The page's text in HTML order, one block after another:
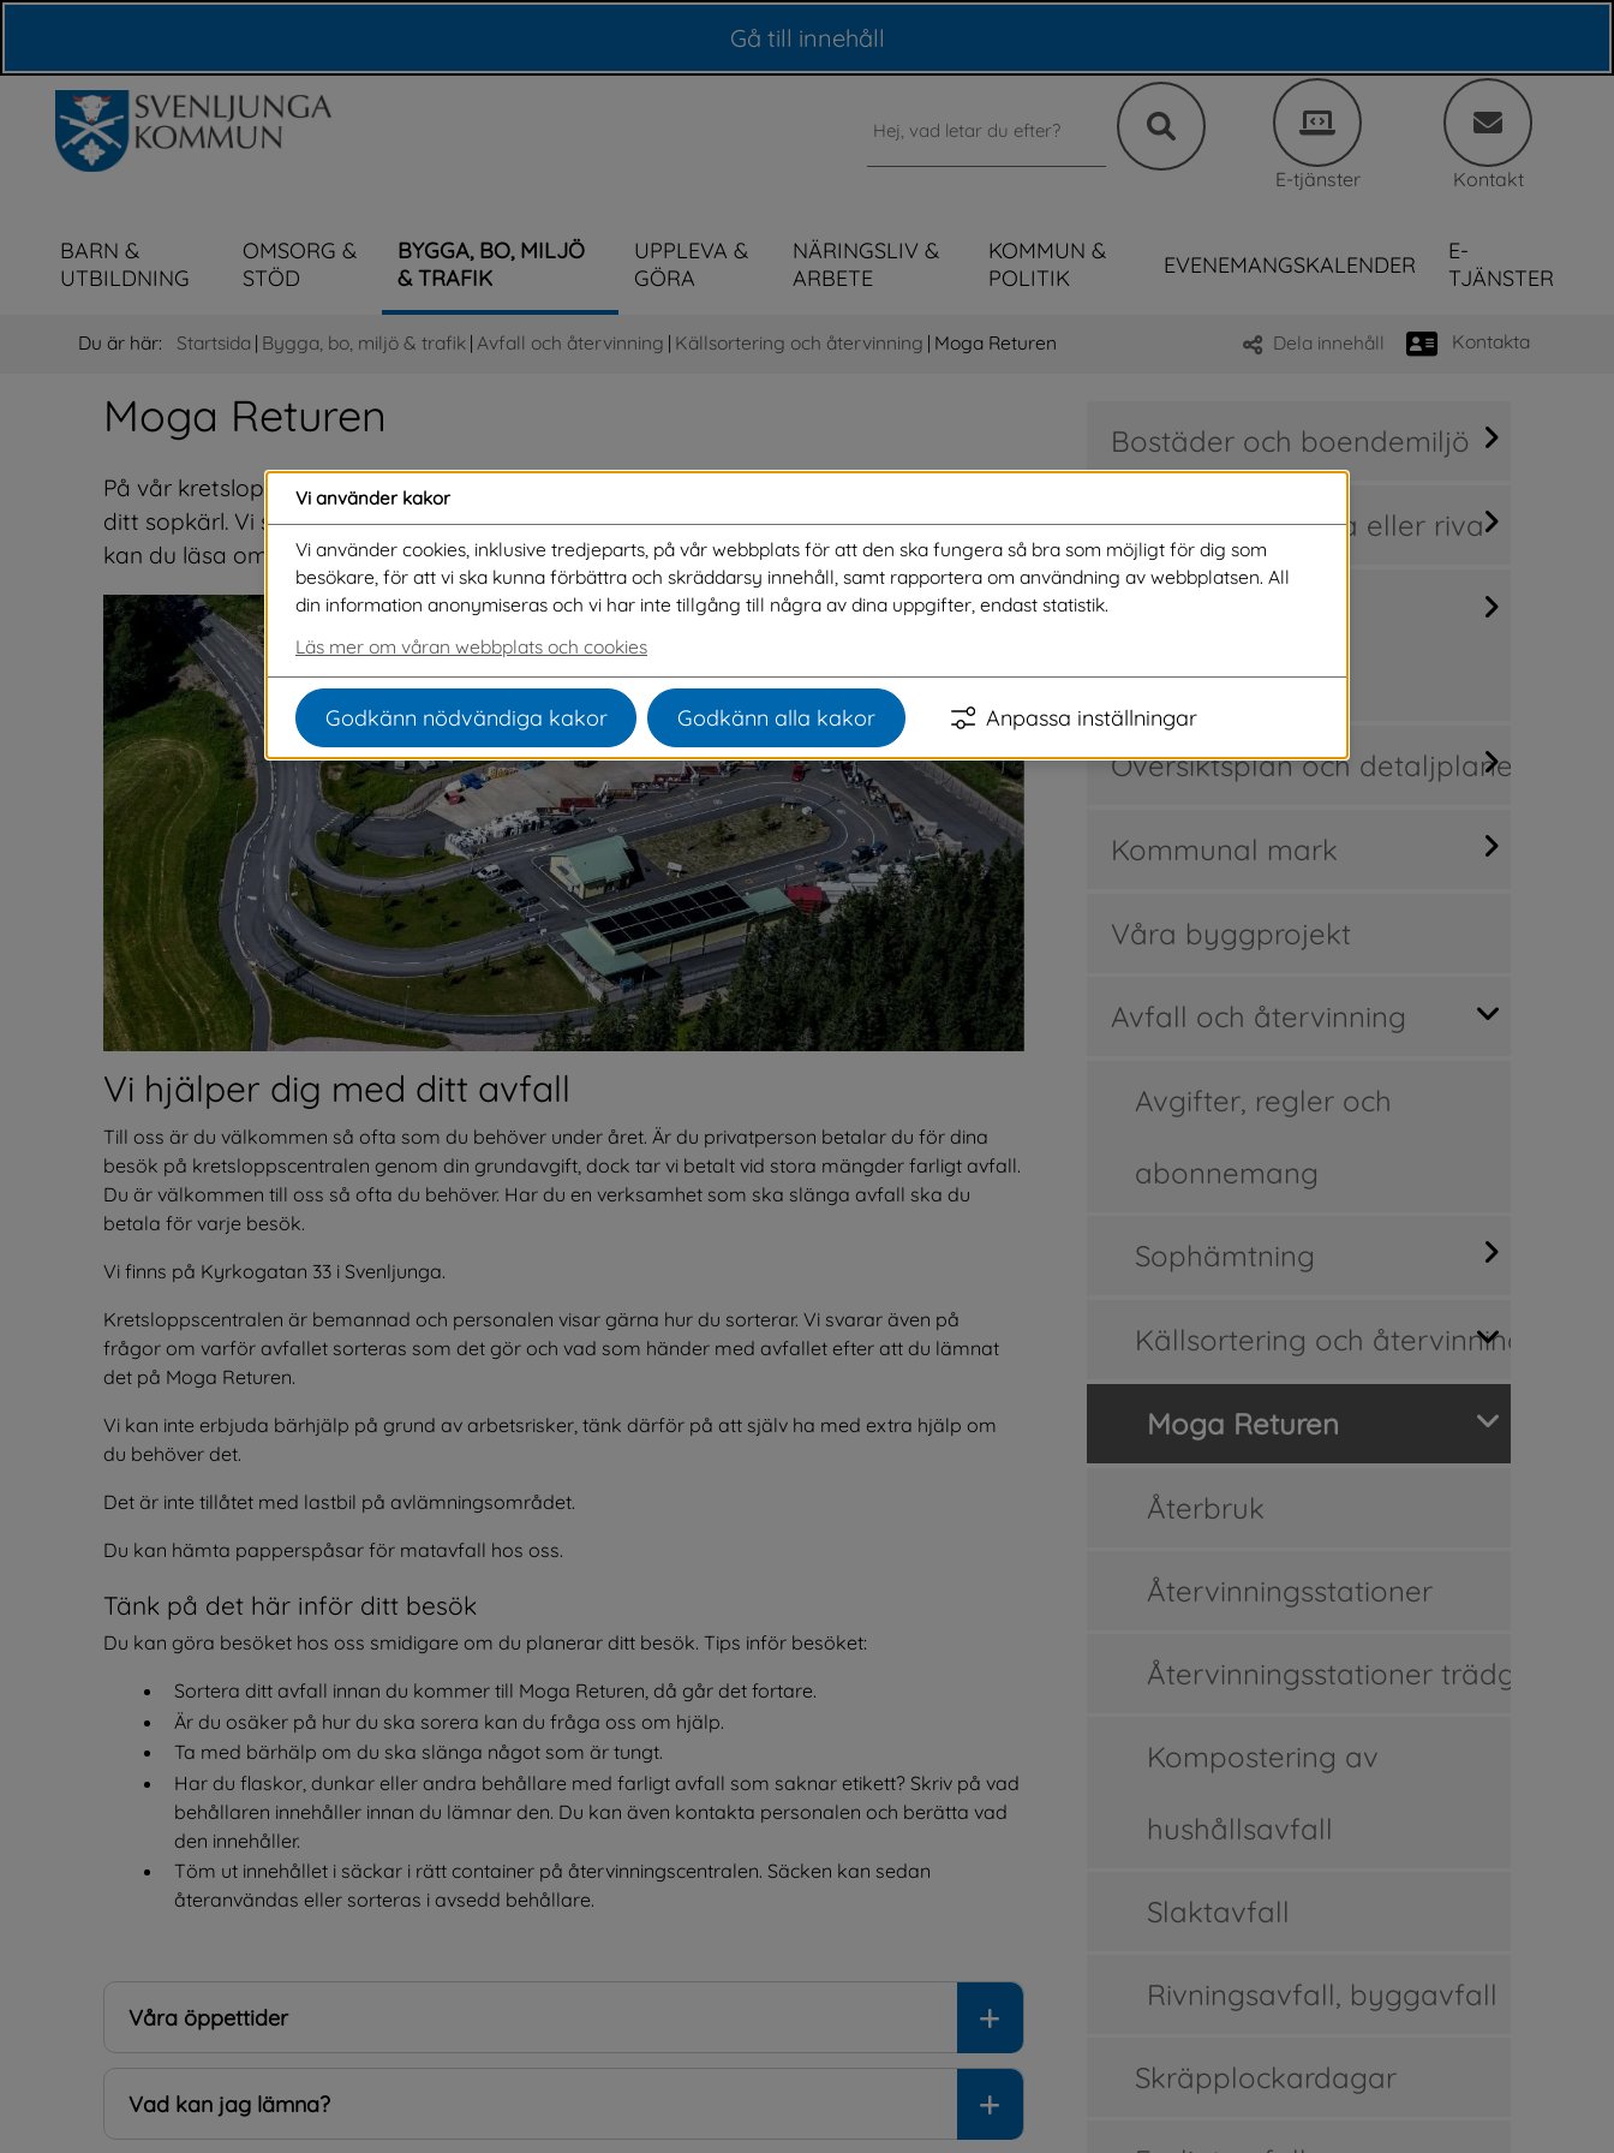
Gå till innehåll
Sök
E-tjänster Kontakt
BARN &
UTBILDNING
OMSORG &
STÖD
BYGGA, BO, MILJÖ
& TRAFIK
UPPLEVA &
GÖRA
NÄRINGSLIV &
ARBETE
KOMMUN &
POLITIK
EVENEMANGSKALENDER
E-
TJÄNSTER
Du är här: Startsida | Bygga, bo, miljö & trafik | Avfall och återvinning | Källsortering och återvinning | Moga Returen Dela innehåll Kontakta
Moga Returen
På vår kretsloppscentral Moga Returen lämnar du sådant som du inte ska slänga i
ditt sopkärl. Vi svarar på frågor och hjälper dig med hur du ska sortera ditt avfall. Här
kan du läsa om vilket avfall vi tar emot och vad du ska tänka på inför ditt besök.
Vi hjälper dig med ditt avfall
Till oss är du välkommen så ofta som du behöver under året. Är du privatperson betalar du för dina
besök på kretsloppscentralen genom din grundavgift, dock tar vi betalt vid stora mängder farligt avfall.
Du är välkommen till oss så ofta du behöver. Har du en verksamhet som ska slänga avfall ska du
betala för varje besök.
Vi finns på Kyrkogatan 33 i Svenljunga.
Kretsloppscentralen är bemannad och personalen visar gärna hur du sorterar. Vi svarar även på
frågor om varför avfallet sorteras som det gör och vad som händer med avfallet efter att du lämnat
det på Moga Returen.
Vi kan inte erbjuda bärhjälp på grund av arbetsrisker, tänk därför på att själv ha med extra hjälp om
du behöver det.
Det är inte tillåtet med lastbil på avlämningsområdet.
Du kan hämta papperspåsar för matavfall hos oss.
Tänk på det här inför ditt besök
Du kan göra besöket hos oss smidigare om du planerar ditt besök. Tips inför besöket:
Sortera ditt avfall innan du kommer till Moga Returen, då går det fortare.
Är du osäker på hur du ska sorera kan du fråga oss om hjälp.
Ta med bärhälp om du ska slänga något som är tungt.
Har du flaskor, dunkar eller andra behållare med farligt avfall som saknar etikett? Skriv på vad
behållaren innehåller innan du lämnar den. Du kan även kontakta personalen och berätta vad
den innehåller.
Töm ut innehållet i säckar i rätt container på återvinningscentralen. Säcken kan sedan
återanvändas eller sorteras i avsedd behållare.
Våra öppettider
Vad kan jag lämna?
Bostäder och boendemiljö
Bygga nytt, ändra eller riva
fastighetsfrågor
Översiktsplan och detaljplaner
Kommunal mark
Våra byggprojekt
Avfall och återvinning
Avgifter, regler och
abonnemang
Sophämtning
Källsortering och återvinning
Moga Returen
Återbruk
Återvinningsstationer
Återvinningsstationer trädgård
Kompostering av
hushållsavfall
Slaktavfall
Rivningsavfall, byggavfall
Skräpplockardagar
Vi använder kakor
Vi använder cookies, inklusive tredjeparts, på vår webbplats för att den ska fungera så bra som möjligt för dig som
besökare, för att vi ska kunna förbättra och skräddarsy innehåll, samt rapportera om användning av webbplatsen. All
din information anonymiseras och vi har inte tillgång till några av dina uppgifter, endast statistik.
Läs mer om våran webbplats och cookies
Godkänn nödvändiga kakor Godkänn alla kakor Anpassa inställningar